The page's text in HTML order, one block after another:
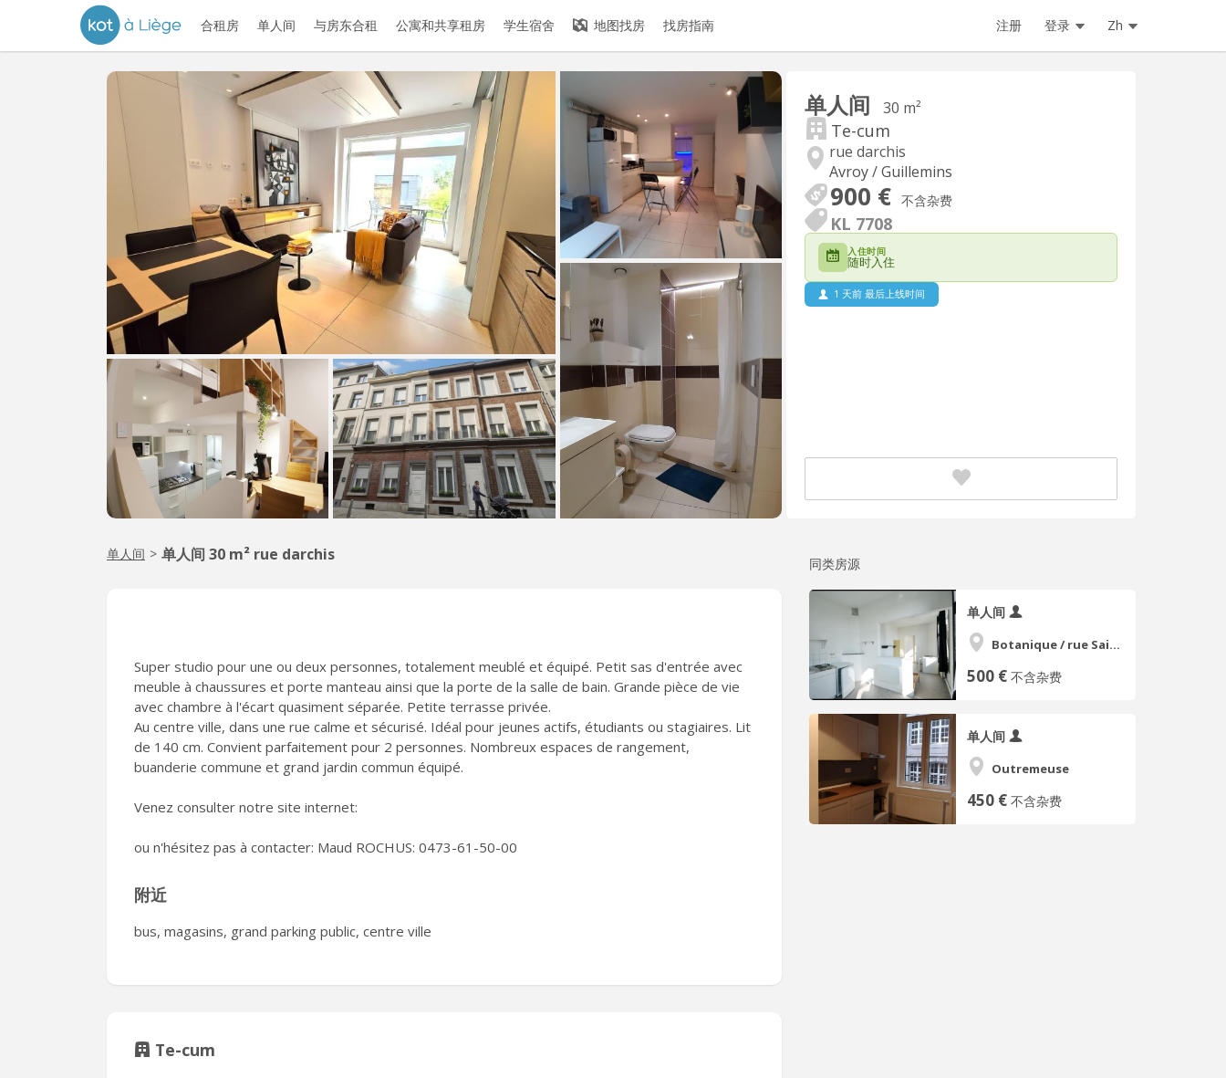
合租房 单人间 与房东合租 公寓和共享租房 学生宿舍 地图找房 找房指南 注册 登录 Zh
单人间 30 m²
Te-cum
rue darchis
Avroy / Guillemins
900 € 不含杂费
KL 7708
入住时间
随时入住
1 天前 最后上线时间
同类房源
单人间
Botanique / rue Saint-Gilles / Jonfosse
500 € 不含杂费
单人间
Outremeuse
450 € 不含杂费
单人间 > 单人间 30 m² rue darchis
Super studio pour une ou deux personnes, totalement meublé et équipé. Petit sas d'entrée avec
meuble à chaussures et porte manteau ainsi que la porte de la salle de bain. Grande pièce de vie
avec chambre à l'écart quasiment séparée. Petite terrasse privée.
Au centre ville, dans une rue calme et sécurisé. Idéal pour jeunes actifs, étudiants ou stagiaires. Lit
de 140 cm. Convient parfaitement pour 2 personnes. Nombreux espaces de rangement,
buanderie commune et grand jardin commun équipé.
Venez consulter notre site internet:
ou n'hésitez pas à contacter: Maud ROCHUS: 0473-61-50-00
附近
bus, magasins, grand parking public, centre ville
Te-cum